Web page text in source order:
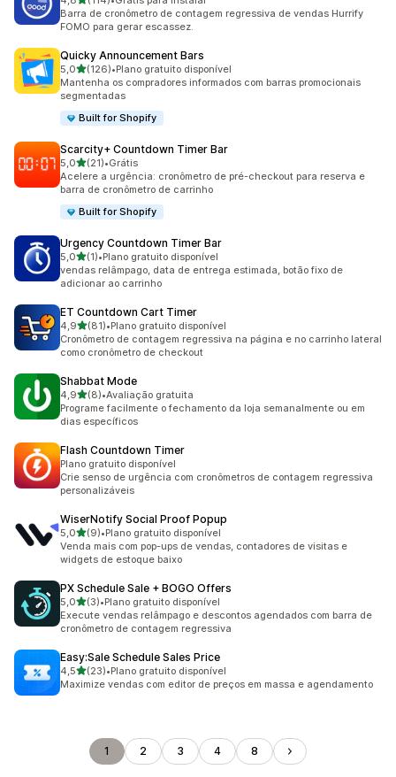
114 avaliações ao todo
Barra de cronômetro de contagem regressiva de vendas Hurrify
FOMO para gerar escassez.
Quicky Announcement Bars
5,0de 5 estrelas
(126)
126 avaliações ao todo
•Plano gratuito disponível
Mantenha os compradores informados com barras promocionais
segmentadas
Built for Shopify
Scarcity+ Countdown Timer Bar
5,0de 5 estrelas
(21)
21 avaliações ao todo
•Grátis
Acelere a urgência: cronômetro de pré-checkout para reserva e
barra de cronômetro de carrinho
Built for Shopify
Urgency Countdown Timer Bar
5,0de 5 estrelas
(1)
1 avaliações ao todo
•Plano gratuito disponível
vendas relâmpago, data de entrega estimada, botão fixo de
adicionar ao carrinho
ET Countdown Cart Timer
4,9de 5 estrelas
(81)
81 avaliações ao todo
•Plano gratuito disponível
Cronômetro de contagem regressiva na página e no carrinho lateral
como cronômetro de checkout
Shabbat Mode
4,9de 5 estrelas
(8)
8 avaliações ao todo
•Avaliação gratuita
Programe facilmente o fechamento da loja semanalmente ou em
dias específicos
Flash Countdown Timer
Plano gratuito disponível
Crie senso de urgência com cronômetros de contagem regressiva
personalizáveis
WiserNotify Social Proof Popup
5,0de 5 estrelas
(9)
9 avaliações ao todo
•Plano gratuito disponível
Venda mais com pop-ups de vendas, contadores de visitas e
widgets de estoque baixo
PX Schedule Sale + BOGO Offers
5,0de 5 estrelas
(3)
3 avaliações ao todo
•Plano gratuito disponível
Execute vendas relâmpago e descontos agendados com barra de
cronômetro de contagem regressiva
Easy:Sale Schedule Sales Price
4,5de 5 estrelas
(23)
23 avaliações ao todo
•Plano gratuito disponível
Maximize vendas com editor de preços em massa e agendamento
1 2 3 4 8